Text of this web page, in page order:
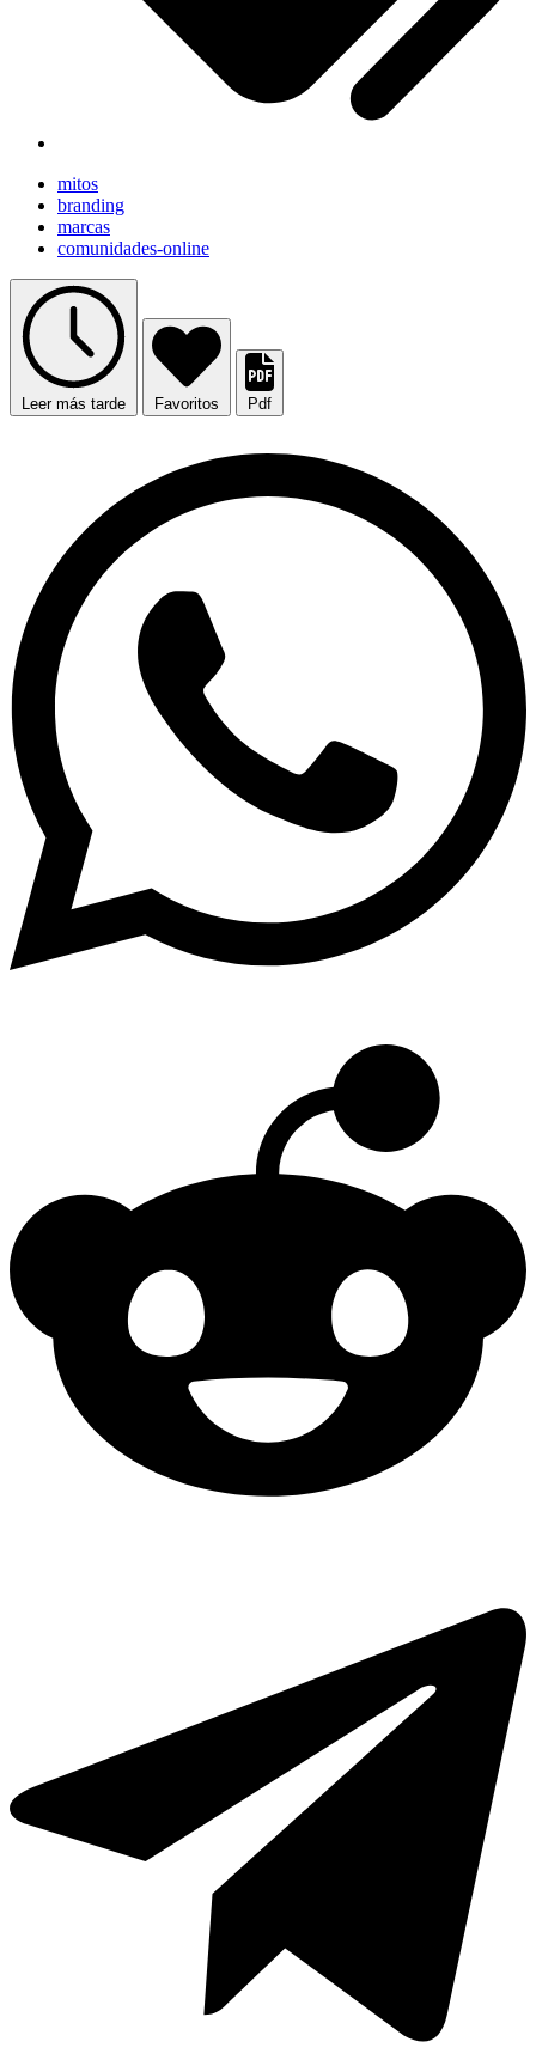
mitos
branding
marcas
comunidades-online
Leer más tarde Favoritos Pdf